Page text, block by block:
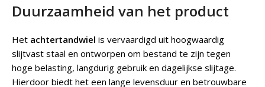
Duurzaamheid van het product
Het achtertandwiel is vervaardigd uit hoogwaardig
slijtvast staal en ontworpen om bestand te zijn tegen
hoge belasting, langdurig gebruik en dagelijkse slijtage.
Hierdoor biedt het een lange levensduur en betrouwbare